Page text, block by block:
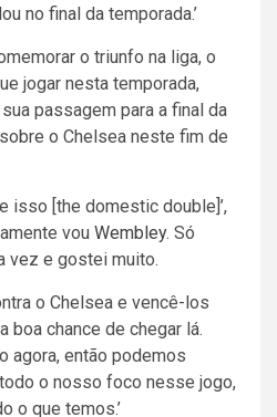
no final da temporada.’
o triunfo na liga, o
jogar nesta temporada,
passagem para a final da
o Chelsea neste fim de
isso [the domestic double]’,
vou Wembley. Só
vez e gostei muito.
o Chelsea e vencê-los
boa chance de chegar lá.
agora, então podemos
o nosso foco nesse jogo,
o que temos.’